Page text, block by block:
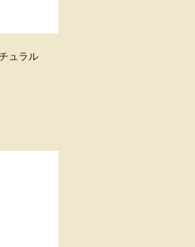
ュラル